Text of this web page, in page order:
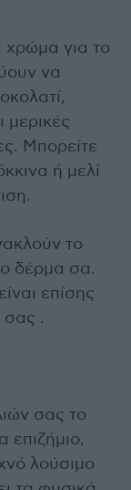
χρώμα για το
να
μερικές
Μπορείτε
ή μελί
το
δέρμα σα.
επίσης
σας .
σας το
επιζήμιο,
λούσιμο